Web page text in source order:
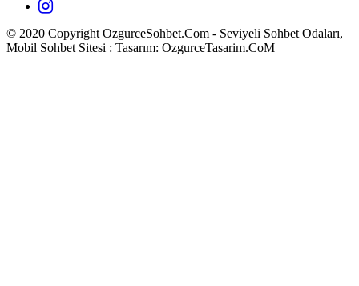
© 2020 Copyright OzgurceSohbet.Com - Seviyeli Sohbet Odaları,
Mobil Sohbet Sitesi : Tasarım: OzgurceTasarim.CoM